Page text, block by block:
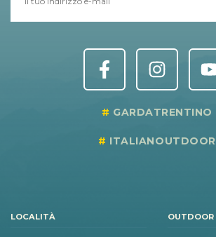
GARDATRENTINO
ITALIANOUTDOOR
LOCALITÀ OUTDOOR